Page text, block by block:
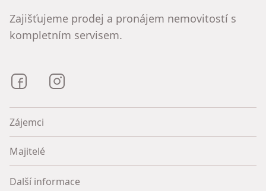
Zajišťujeme prodej a pronájem nemovitostí s
kompletním servisem.
Bezrealitky na Facebooku
Zájemci
Majitelé
Další informace